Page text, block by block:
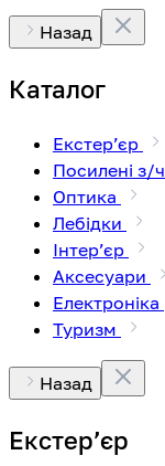
Назад
Каталог
Екстерʼєр
Посилені з/ч
Оптика
Лебідки
Інтерʼєр
Аксесуари
Електроніка
Туризм
Назад
Екстерʼєр